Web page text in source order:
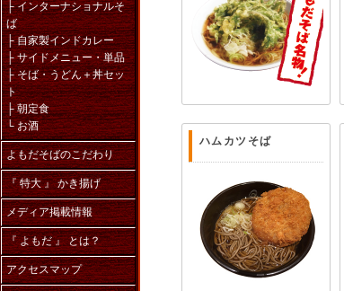
├インターナショナルそ
ば
├自家製インドカレー
├サイドメニュー・単品
├そば・うどん＋丼セッ
ト
├朝定食
└お酒
よもだそばのこだわり
『 特大 』 かき揚げ
メディア掲載情報
『 よもだ 』 とは？
アクセスマップ
ハムカツそば